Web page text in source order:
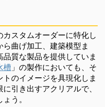
カスタムオーダーに特化し
曲げ加工、建築模型ま
質な製品を提供していま
槽 」の製作においても、そ
のイメージを具現化しま
引き出すアクリアルで、
う。